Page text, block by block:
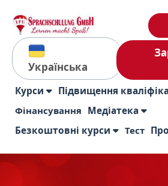
Українська
Курси Підвищення
Фінансування Медіатека
Безкоштовні курси
Тест